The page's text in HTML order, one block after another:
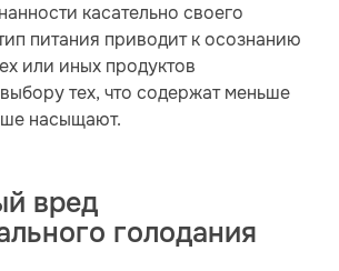
касательно своего
питания приводит к осознанию
или иных продуктов
тех, что содержат меньше
насыщают.
вред
голодания